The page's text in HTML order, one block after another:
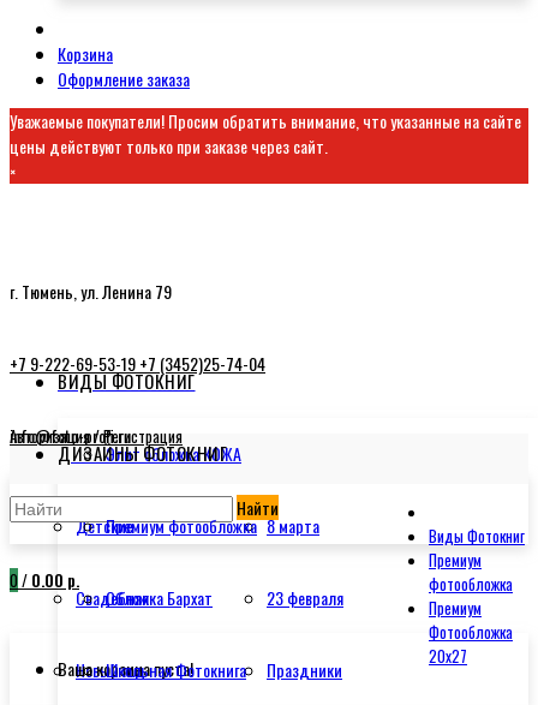
Корзина
Оформление заказа
Уважаемые покупатели! Просим обратить внимание, что указанные на сайте
цены действуют только при заказе через сайт.
×
г. Тюмень, ул. Ленина 79
+7 9-222-69-53-19+7 (3452)25-74-04
info@foto-profi.ru
Авторизация / Регистрация
Найти
0 / 0.00 р.
Ваша корзина пуста!
ВИДЫ ФОТОКНИГ
Элит обложка КОЖА
Премиум фотообложка
Обложка Бархат
Школьная Фотокнига
ДИЗАЙНЫ ФОТОКНИГ
Детские
Свадебная
Новый год
8 марта
23 февраля
Праздники
Виды Фотокниг
Премиум
фотообложка
Премиум
Фотообложка
20x27